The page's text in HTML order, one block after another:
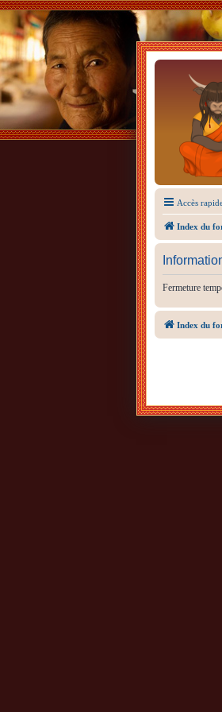
Accès
Index du
Fermeture
Index du